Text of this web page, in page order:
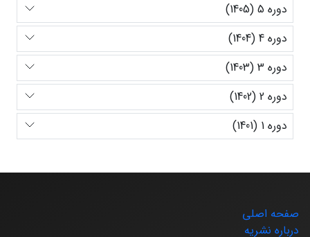
دوره 5 (1405)
دوره 4 (1404)
دوره 3 (1403)
دوره 2 (1402)
دوره 1 (1401)
صفحه اصلی
درباره نشریه